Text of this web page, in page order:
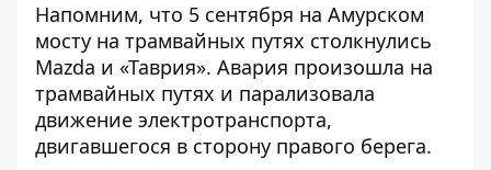
Напомним, что 5 сентября на Амурском
мосту на трамвайных путях столкнулись
Mazda и «Таврия». Авария произошла на
трамвайных путях и парализовала
движение электротранспорта,
двигавшегося в сторону правого берега.